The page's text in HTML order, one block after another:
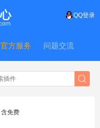
QQ登录
官方服务 问题交流
含免费